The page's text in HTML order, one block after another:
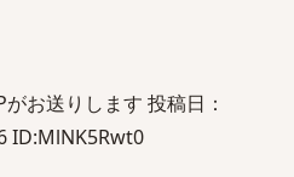
お送りします 投稿日：
ID:MlNK5Rwt0